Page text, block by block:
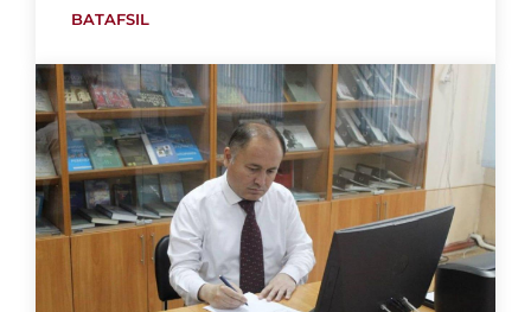
fanlaridan olimpiada o‘tkaziladi.
BATAFSIL